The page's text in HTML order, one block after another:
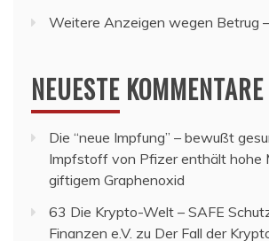
Weitere Anzeigen wegen Betrug
NEUESTE KOMMENTARE
Die “neue Impfung” – bewußt
Impfstoff von Pfizer enthält hohe
giftigem Graphenoxid
63 Die Krypto-Welt – SAFE
Finanzen e.V. zu Der Fall der